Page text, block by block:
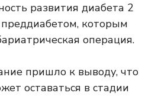
развития диабета 2
которым
операция.
пришло к выводу, что
оставаться в стадии